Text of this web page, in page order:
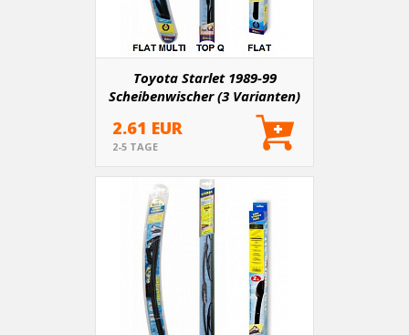
Toyota Starlet 1989-99
Scheibenwischer (3 Varianten)
2.61 EUR
2-5 TAGE